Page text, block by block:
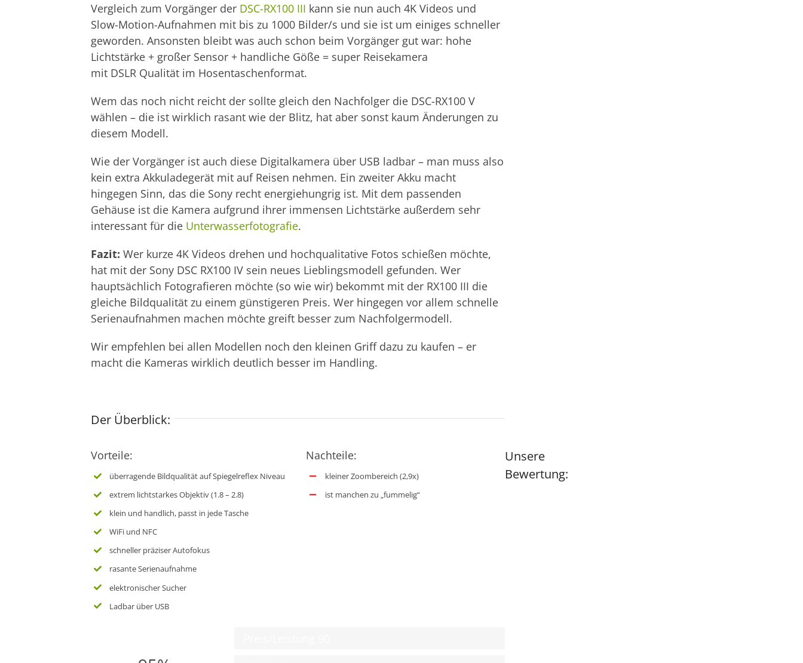
Vergleich zum Vorgänger der DSC-RX100 III kann sie nun auch 4K Videos und
Slow-Motion-Aufnahmen mit bis zu 1000 Bilder/s und sie ist um einiges schneller
geworden. Ansonsten bleibt was auch schon beim Vorgänger gut war: hohe
Lichtstärke + großer Sensor + handliche Göße = super Reisekamera
mit DSLR Qualität im Hosentaschenformat.
Wem das noch nicht reicht der sollte gleich den Nachfolger die DSC-RX100 V
wählen – die ist wirklich rasant wie der Blitz, hat aber sonst kaum Änderungen zu
diesem Modell.
Wie der Vorgänger ist auch diese Digitalkamera über USB ladbar – man muss also
kein extra Akkuladegerät mit auf Reisen nehmen. Ein zweiter Akku macht
hingegen Sinn, das die Sony recht energiehungrig ist. Mit dem passenden
Gehäuse ist die Kamera aufgrund ihrer immensen Lichtstärke außerdem sehr
interessant für die Unterwasserfotografie.
Fazit: Wer kurze 4K Videos drehen und hochqualitative Fotos schießen möchte,
hat mit der Sony DSC RX100 IV sein neues Lieblingsmodell gefunden. Wer
hauptsächlich Fotografieren möchte (so wie wir) bekommt mit der RX100 III die
gleiche Bildqualität zu einem günstigeren Preis. Wer hingegen vor allem schnelle
Serienaufnahmen machen möchte greift besser zum Nachfolgermodell.
Wir empfehlen bei allen Modellen noch den kleinen Griff dazu zu kaufen – er
macht die Kameras wirklich deutlich besser im Handling.
Der Überblick:
Vorteile:
überragende Bildqualität auf Spiegelreflex Niveau
extrem lichtstarkes Objektiv (1.8 – 2.8)
klein und handlich, passt in jede Tasche
WiFi und NFC
schneller präziser Autofokus
rasante Serienaufnahme
elektronischer Sucher
Ladbar über USB
Nachteile:
kleiner Zoombereich (2,9x)
ist manchen zu „fummelig“
Unsere
Bewertung: